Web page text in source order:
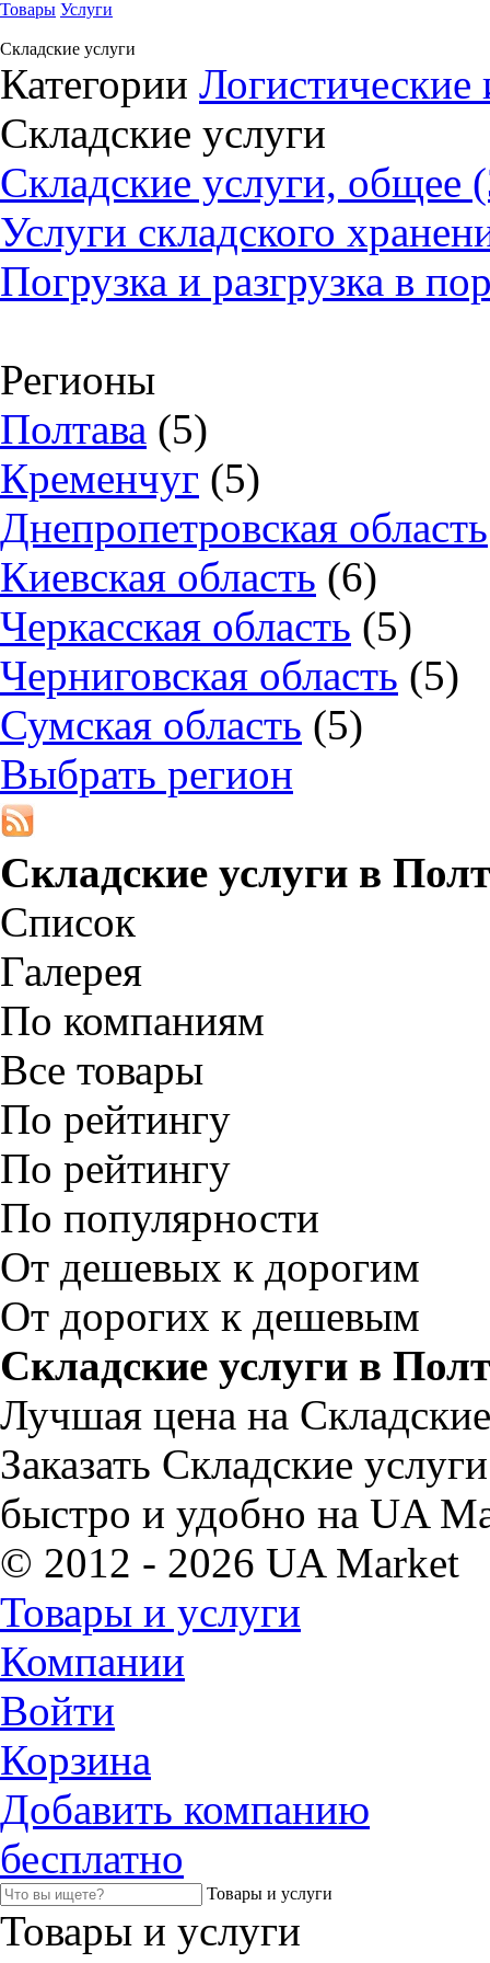
Товары Услуги
Складские услуги
Категории Логистические
Складские услуги
Складские услуги, общее
Услуги складского
Погрузка и разгрузка в
Регионы
Полтава (5)
Кременчуг (5)
Днепропетровская область
Киевская область (6)
Черкасская область (5)
Черниговская область (5)
Сумская область (5)
Выбрать регион
Складские услуги в
Список
Галерея
По компаниям
Все товары
По рейтингу
По рейтингу
По популярности
От дешевых к дорогим
От дорогих к дешевым
Складские услуги в
Лучшая цена на
Заказать Складские
быстро и удобно на UA
© 2012 - 2026 UA Market
Товары и услуги
Компании
Войти
Корзина
Добавить компанию
бесплатно
Товары и услуги
Товары и услуги